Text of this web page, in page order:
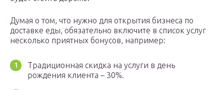
Думая о том, что нужно для открытия бизнеса по
доставке еды, обязательно включите в список услуг
несколько приятных бонусов, например:
Традиционная скидка на услуги в день
рождения клиента – 30%.